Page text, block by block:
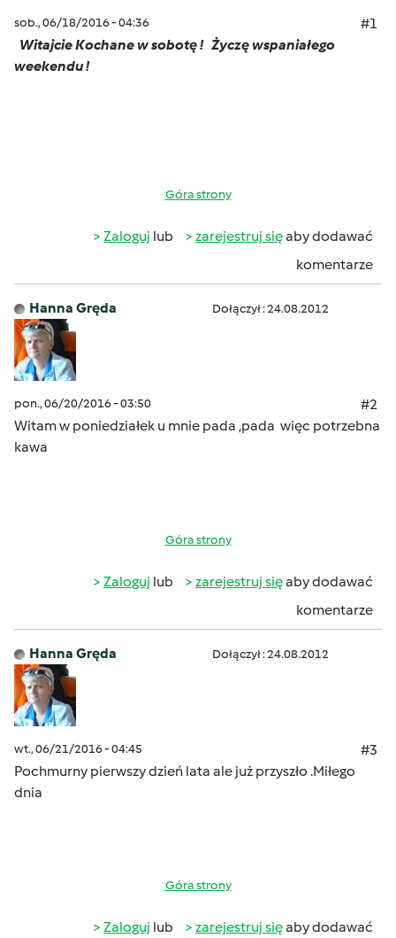
sob., 06/18/2016 - 04:36
#1
Witajcie Kochane w sobotę ! Życzę wspaniałego
weekendu !
Góra strony
Zaloguj lub zarejestruj sięaby dodawać
komentarze
Hanna Gręda Dołączył : 24.08.2012
pon., 06/20/2016 - 03:50
#2
Witam w poniedziałek u mnie pada ,pada więc potrzebna
kawa
Góra strony
Zaloguj lub zarejestruj sięaby dodawać
komentarze
Hanna Gręda Dołączył : 24.08.2012
wt., 06/21/2016 - 04:45
#3
Pochmurny pierwszy dzień lata ale już przyszło .Miłego
dnia
Góra strony
Zaloguj lub zarejestruj sięaby dodawać